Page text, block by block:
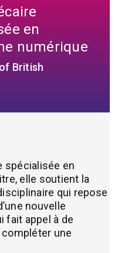
en
numérique
British
spécialisée en
elle soutient la
qui repose
nouvelle
fait appel à de
une